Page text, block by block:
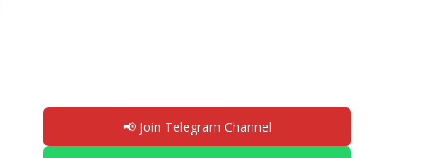
📢 Join Telegram Channel